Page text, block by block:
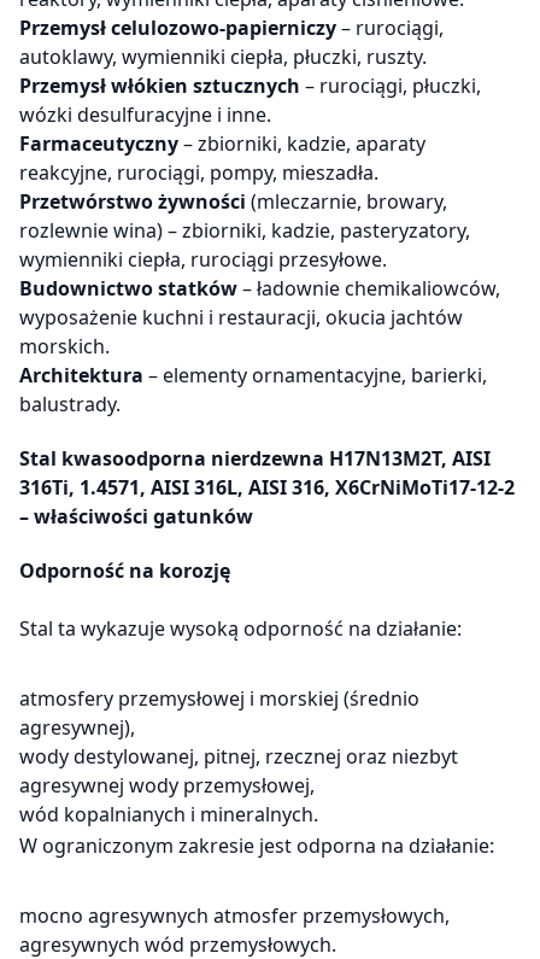
Przemysł celulozowo-papierniczy– rurociągi,
autoklawy, wymienniki ciepła, płuczki, ruszty.
Przemysł włókien sztucznych – rurociągi, płuczki,
wózki desulfuracyjne i inne.
Farmaceutyczny– zbiorniki, kadzie, aparaty
reakcyjne, rurociągi, pompy, mieszadła.
Przetwórstwo żywności (mleczarnie, browary,
rozlewnie wina) – zbiorniki, kadzie, pasteryzatory,
wymienniki ciepła, rurociągi przesyłowe.
Budownictwo statków– ładownie chemikaliowców,
wyposażenie kuchni i restauracji, okucia jachtów
morskich.
Architektura – elementy ornamentacyjne, barierki,
balustrady.
Stal kwasoodporna nierdzewna H17N13M2T, AISI
316Ti, 1.4571, AISI 316L, AISI 316, X6CrNiMoTi17-12-2
– właściwości gatunków
Odporność na korozję
Stal ta wykazuje wysoką odporność na działanie:
atmosfery przemysłowej i morskiej (średnio
agresywnej),
wody destylowanej, pitnej, rzecznej oraz niezbyt
agresywnej wody przemysłowej,
wód kopalnianych i mineralnych.
W ograniczonym zakresie jest odporna na działanie:
mocno agresywnych atmosfer przemysłowych,
agresywnych wód przemysłowych.